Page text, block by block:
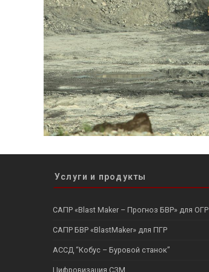
Услуги и продукты
САПР «Blast Maker – Прогноз БВР» для ОГР
САПР БВР «BlastMaker» для ПГР
АССД “Кобус – Буровой станок”
Цифровизация СЗМ